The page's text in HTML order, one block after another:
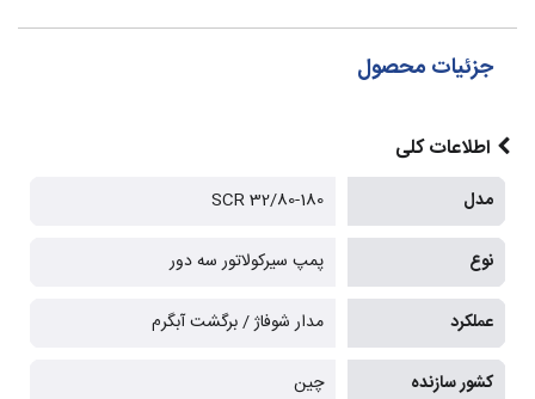
جزئیات محصول
اطلاعات کلی
مدل SCR 32/80-180
نوع پمپ سیرکولاتور سه دور
عملکرد مدار شوفاژ / برگشت آبگرم
کشور سازنده چین